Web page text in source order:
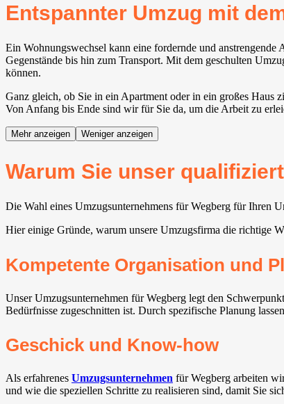
Entspannter Umzug mit
Ein Wohnungswechsel kann eine fordernde und
Gegenstände bis hin zum Transport. Mit dem geschulten
können.
Ganz gleich, ob Sie in ein Apartment oder in ein großes Haus
Von Anfang bis Ende sind wir für Sie da, um die Arbeit zu
Mehr anzeigen Weniger anzeigen
Warum Sie unser
Die Wahl eines Umzugsunternehmens für Wegberg für Ihren
Hier einige Gründe, warum unsere Umzugsfirma die richtige
Kompetente Organisation und
Unser Umzugsunternehmen für Wegberg legt den
Bedürfnisse zugeschnitten ist. Durch spezifische Planung
Geschick und Know-how
Als erfahrenes Umzugsunternehmen für Wegberg arbeiten
und wie die speziellen Schritte zu realisieren sind, damit Sie